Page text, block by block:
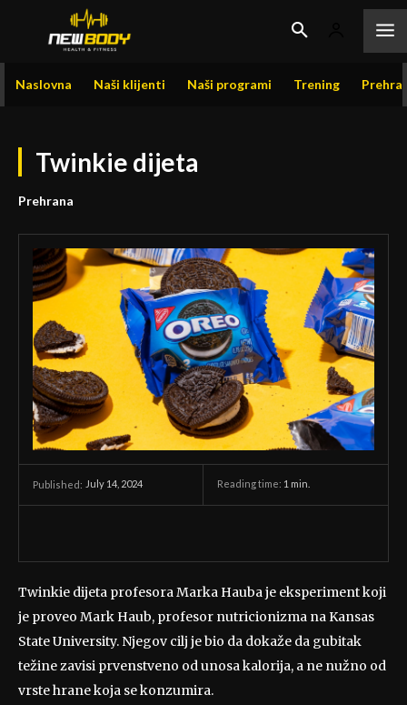
Naslovna Naši klijenti Naši programi Trening
Twinkie dijeta
Prehrana
Published: July 14, 2024 Reading time: 1 min.
Twinkie dijeta profesora Marka Hauba je eksperiment koji
je proveo Mark Haub, profesor nutricionizma na Kansas
State University. Njegov cilj je bio da dokaže da gubitak
težine zavisi prvenstveno od unosa kalorija, a ne nužno od
vrste hrane koja se konzumira.